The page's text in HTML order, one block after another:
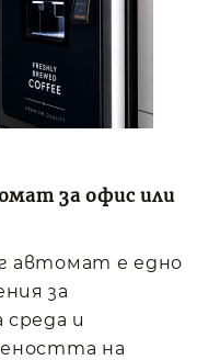
за офис или
автомат е едно
за
и
на